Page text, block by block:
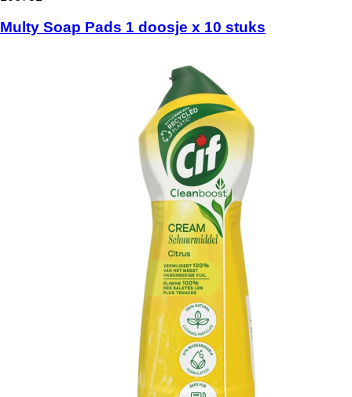
Multy Soap Pads 1 doosje x 10 stuks